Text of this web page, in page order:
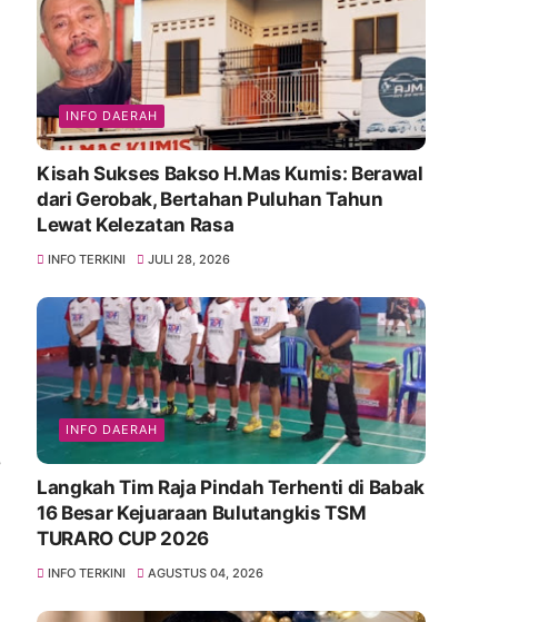
INFO DAERAH
Kisah Sukses Bakso H.Mas Kumis: Berawal
dari Gerobak, Bertahan Puluhan Tahun
Lewat Kelezatan Rasa
INFO TERKINI JULI 28, 2026
INFO DAERAH
Langkah Tim Raja Pindah Terhenti di Babak
16 Besar Kejuaraan Bulutangkis TSM
TURARO CUP 2026
INFO TERKINI AGUSTUS 04, 2026